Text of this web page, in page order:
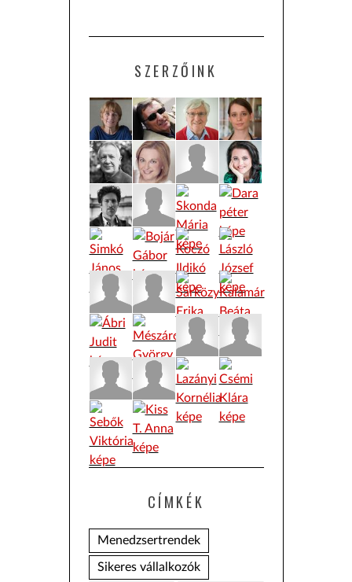
SZERZŐINK
CÍMKÉK
Menedzsertrendek
Sikeres vállalkozók